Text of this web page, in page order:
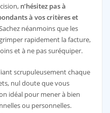
n’hésitez pas à
à vos critères et
néanmoins que les
rapidement la facture,
et à ne pas suréquiper.
scrupuleusement chaque
nul doute que vous
idéal pour mener à bien
ou personnelles.